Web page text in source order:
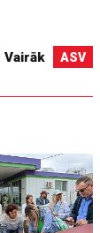
Vairāk ASV